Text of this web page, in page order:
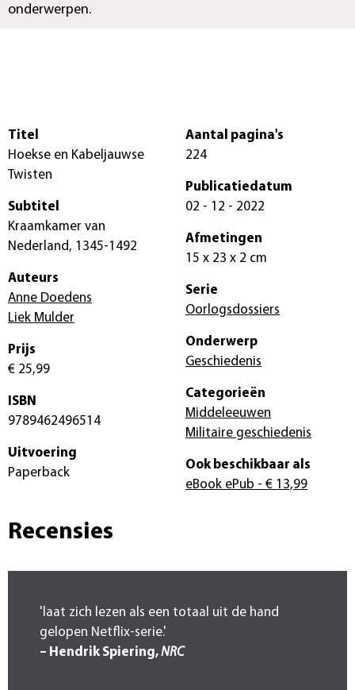
onderwerpen.
Titel
Hoekse en Kabeljauwse
Twisten
Subtitel
Kraamkamer van
Nederland, 1345-1492
Auteurs
Anne Doedens
Liek Mulder
Prijs
€ 25,99
ISBN
9789462496514
Uitvoering
Paperback
Aantal pagina's
224
Publicatiedatum
02 - 12 - 2022
Afmetingen
15 x 23 x 2 cm
Serie
Oorlogsdossiers
Onderwerp
Geschiedenis
Categorieën
Middeleeuwen
Militaire geschiedenis
Ook beschikbaar als
eBook ePub - € 13,99
Recensies
'laat zich lezen als een totaal uit de hand
gelopen Netflix-serie.'
– Hendrik Spiering,NRC